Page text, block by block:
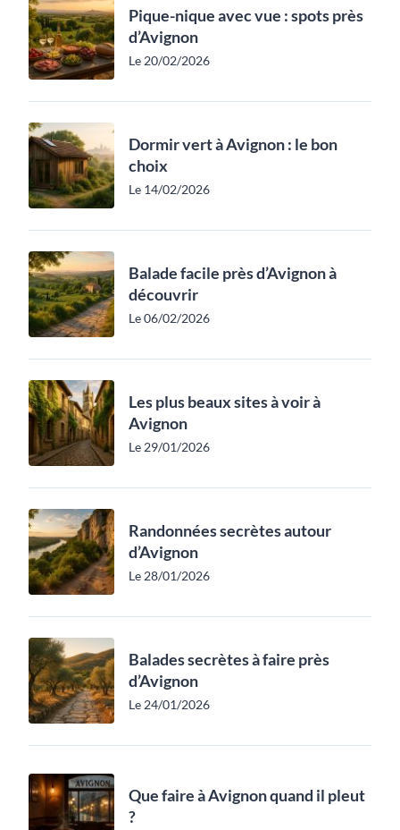
Pique-nique avec vue : spots près
d’Avignon
Le 20/02/2026
Dormir vert à Avignon : le bon
choix
Le 14/02/2026
Balade facile près d’Avignon à
découvrir
Le 06/02/2026
Les plus beaux sites à voir à
Avignon
Le 29/01/2026
Randonnées secrètes autour
d’Avignon
Le 28/01/2026
Balades secrètes à faire près
d’Avignon
Le 24/01/2026
Que faire à Avignon quand il pleut
?